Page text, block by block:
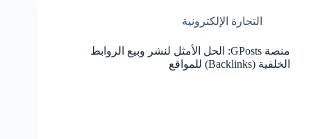
التجارة الإلكترونية
منصة GPosts: الحل الأمثل لنشر وبيع الروابط
الخلفية (Backlinks) للمواقع